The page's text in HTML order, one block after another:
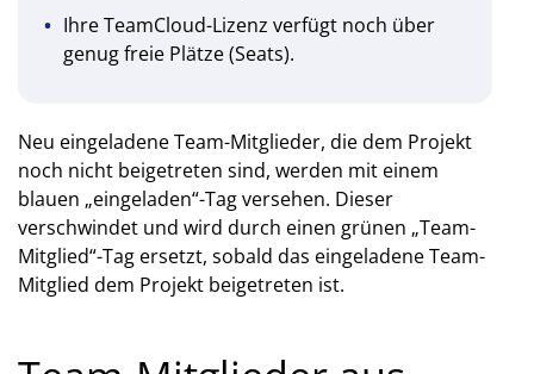
Ihre TeamCloud-Lizenz verfügt noch über
genug freie Plätze (Seats).
Neu eingeladene Team-Mitglieder, die dem Projekt
noch nicht beigetreten sind, werden mit einem
blauen „eingeladen“-Tag versehen. Dieser
verschwindet und wird durch einen grünen „Team-
Mitglied“-Tag ersetzt, sobald das eingeladene Team-
Mitglied dem Projekt beigetreten ist.